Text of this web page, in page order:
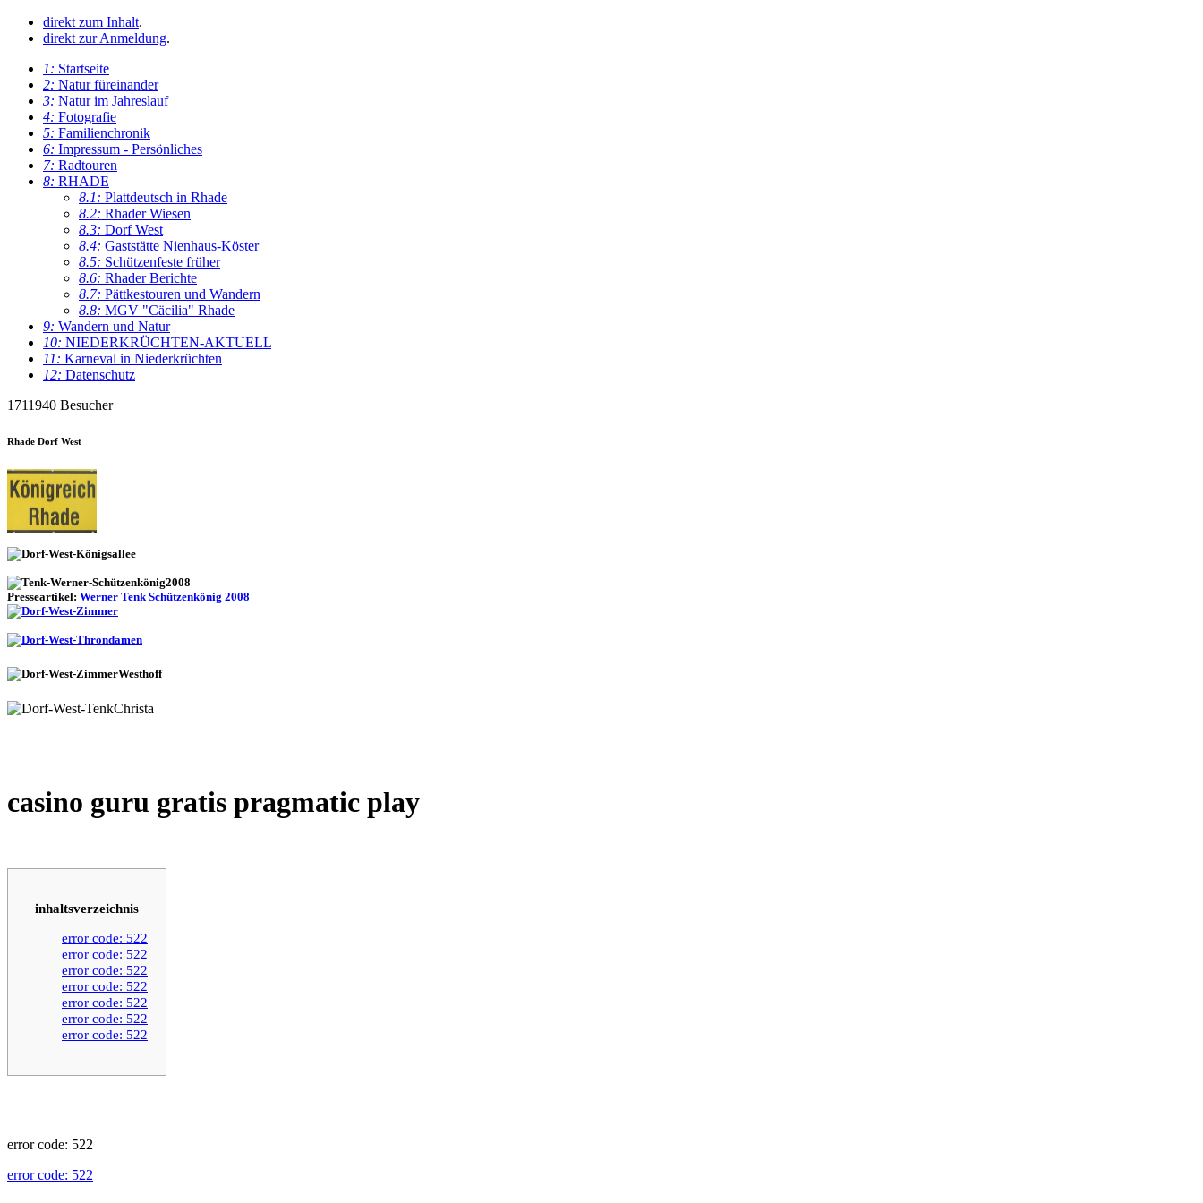
direkt zum Inhalt.
direkt zur Anmeldung.
1: Startseite
2: Natur füreinander
3: Natur im Jahreslauf
4: Fotografie
5: Familienchronik
6: Impressum - Persönliches
7: Radtouren
8: RHADE
8.1: Plattdeutsch in Rhade
8.2: Rhader Wiesen
8.3: Dorf West
8.4: Gaststätte Nienhaus-Köster
8.5: Schützenfeste früher
8.6: Rhader Berichte
8.7: Pättkestouren und Wandern
8.8: MGV "Cäcilia" Rhade
9: Wandern und Natur
10: NIEDERKRÜCHTEN-AKTUELL
11: Karneval in Niederkrüchten
12: Datenschutz
1711940 Besucher
Rhade Dorf West
Presseartikel: Werner Tenk Schützenkönig 2008
casino guru gratis pragmatic play
inhaltsverzeichnis
error code: 522
error code: 522
error code: 522
error code: 522
error code: 522
error code: 522
error code: 522
error code: 522
error code: 522